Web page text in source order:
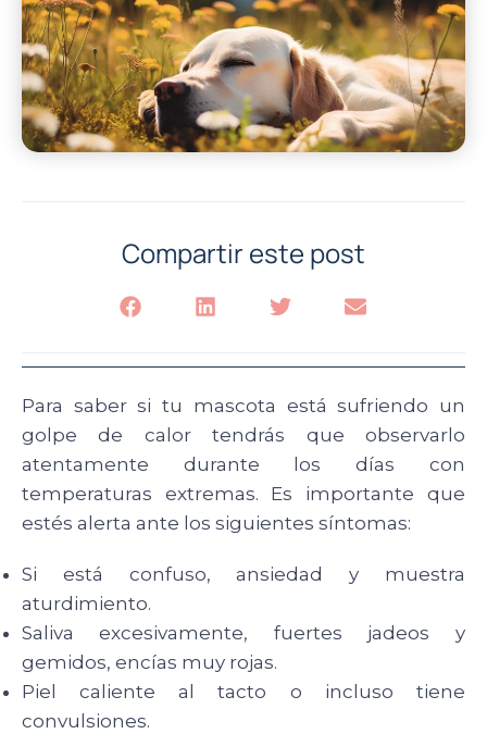
Compartir este post
Para saber si tu mascota está sufriendo un
golpe de calor tendrás que observarlo
atentamente durante los días con
temperaturas extremas. Es importante que
estés alerta ante los siguientes síntomas:
Si está confuso, ansiedad y muestra
aturdimiento.
Saliva excesivamente, fuertes jadeos y
gemidos, encías muy rojas.
Piel caliente al tacto o incluso tiene
convulsiones.